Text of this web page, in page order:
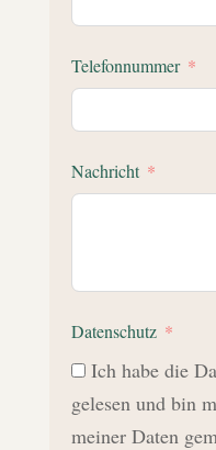
Telefonnummer
Nachricht
Datenschutz
Ich habe die
gelesen und bin
meiner Daten